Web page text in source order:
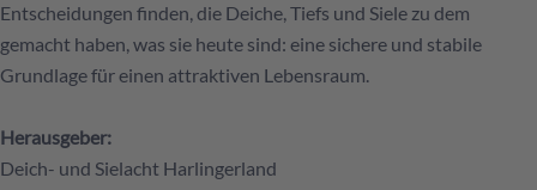
Entscheidungen finden, die Deiche, Tiefs und Siele zu dem
gemacht haben, was sie heute sind: eine sichere und stabile
Grundlage für einen attraktiven Lebensraum.
Herausgeber:
Deich- und Sielacht Harlingerland